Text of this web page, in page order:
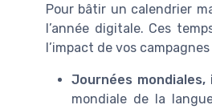
Pour bâtir un calendrier
l’année digitale. Ces
l’impact de vos
Journées
mondiale de la